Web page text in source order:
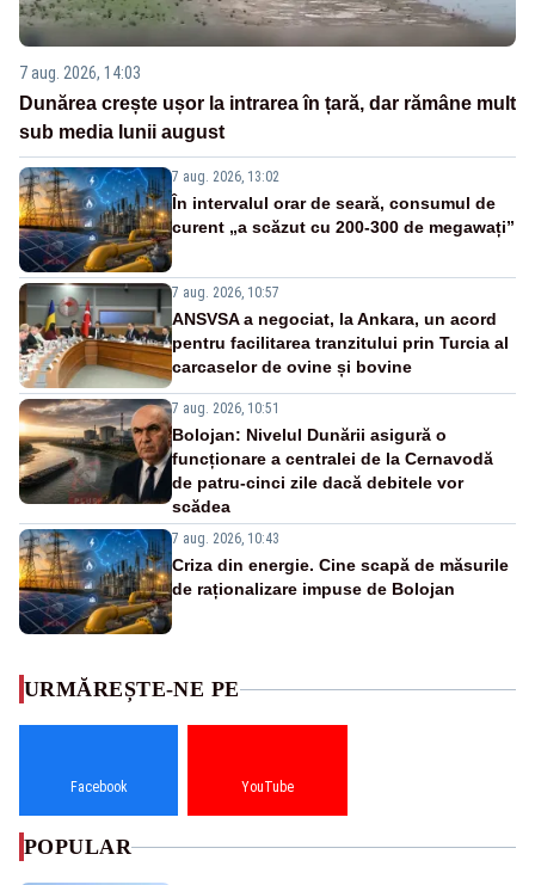
7 aug. 2026, 14:03
Dunărea crește ușor la intrarea în țară, dar rămâne mult
sub media lunii august
7 aug. 2026, 13:02
În intervalul orar de seară, consumul de
curent „a scăzut cu 200-300 de megawați”
7 aug. 2026, 10:57
ANSVSA a negociat, la Ankara, un acord
pentru facilitarea tranzitului prin Turcia al
carcaselor de ovine și bovine
7 aug. 2026, 10:51
Bolojan: Nivelul Dunării asigură o
funcționare a centralei de la Cernavodă
de patru-cinci zile dacă debitele vor
scădea
7 aug. 2026, 10:43
Criza din energie. Cine scapă de măsurile
de raționalizare impuse de Bolojan
URMĂREȘTE-NE PE
Facebook YouTube
POPULAR